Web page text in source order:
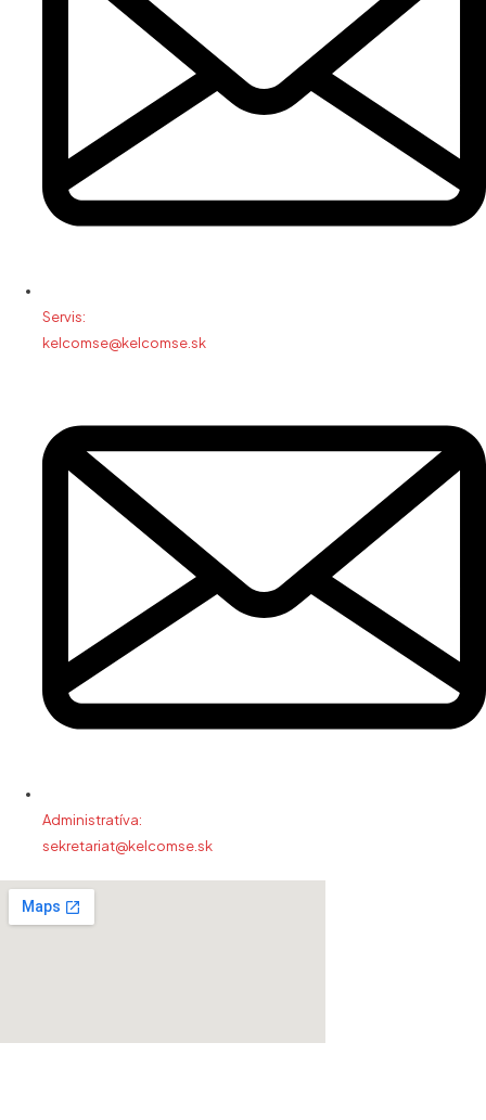
Servis:
kelcomse@kelcomse.sk
Administratíva:
sekretariat@kelcomse.sk